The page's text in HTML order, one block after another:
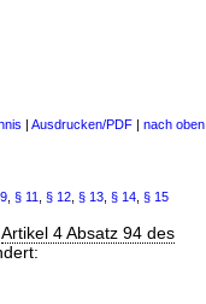
| Ausdrucken/PDF | nach oben
§ 11 § 12 § 13 § 14 § 15
Artikel 4 Absatz 94 des